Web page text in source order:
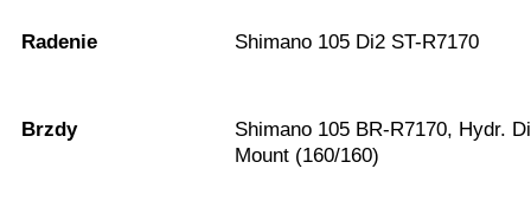
Radenie Shimano 105 Di2 ST-R7170
Brzdy
Shimano 105 BR-R7170, Hydr.
Mount (160/160)